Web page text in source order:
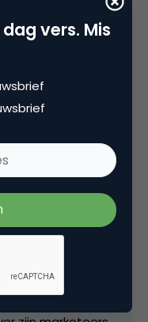
om
- Meer relevante
hebben
creëeren ze
ze die
marketeers
zich niet meer
lijstjes. data
en
tijd over voor
van het
vers. Mis